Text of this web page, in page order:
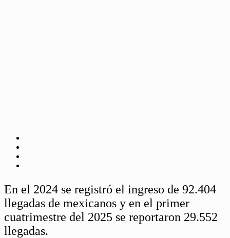
En el 2024 se registró el ingreso de 92.404
llegadas de mexicanos y en el primer
cuatrimestre del 2025 se reportaron 29.552
llegadas.